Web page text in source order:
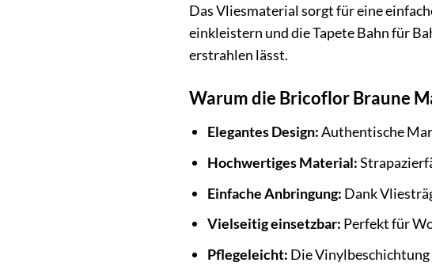
Das Vliesmaterial sorgt für eine
einkleistern und die Tapete Bahn für
erstrahlen lässt.
Warum die Bricoflor Braune
Elegantes Design:Authentische
Hochwertiges Material:
Einfache Anbringung: Dank
Vielseitig einsetzbar: Perfekt für
Pflegeleicht: Die Vinylbeschichtung